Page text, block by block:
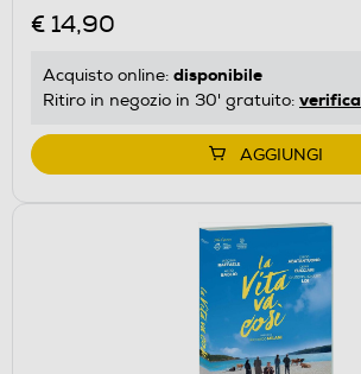
€ 14,90
Acquisto online: disponibile
Ritiro in negozio in 30' gratuito: verifica
AGGIUNGI